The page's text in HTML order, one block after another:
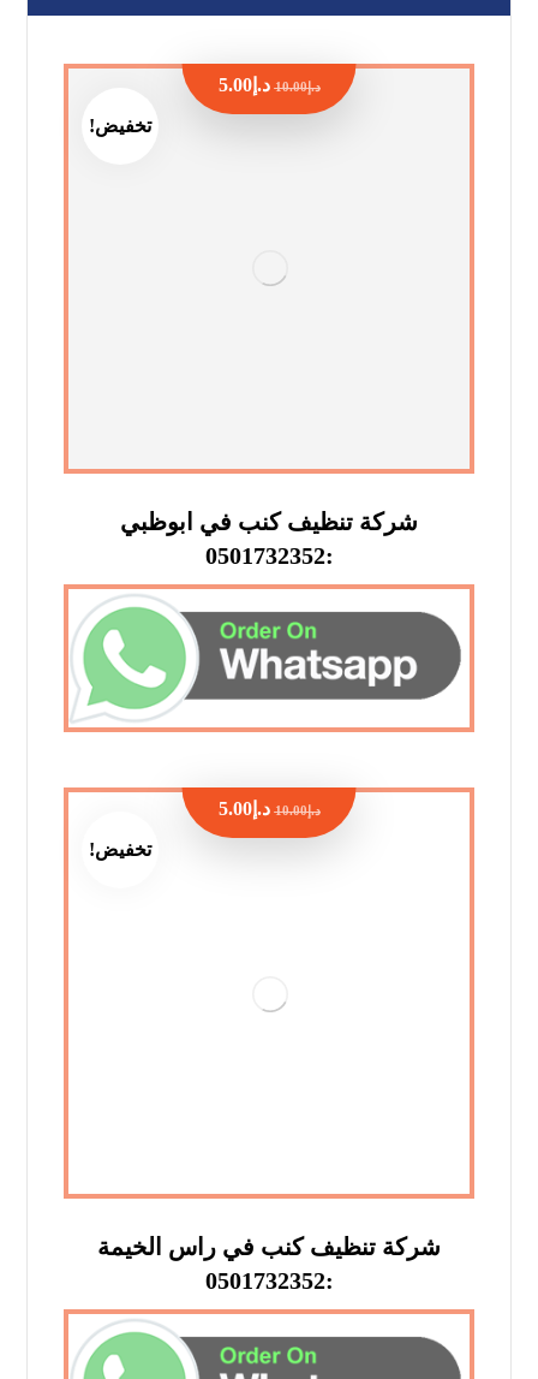
تخفيض!
شركة تنظيف كنب في ابوظبي
:0501732352
د.إ10.00 د.إ5.00
تخفيض!
شركة تنظيف كنب في راس الخيمة
:0501732352
د.إ10.00 د.إ5.00